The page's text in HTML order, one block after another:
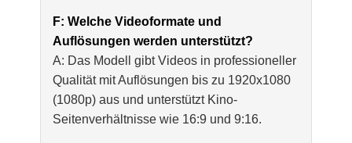
F: Welche Videoformate und
Auflösungen werden unterstützt?
A: Das Modell gibt Videos in professioneller
Qualität mit Auflösungen bis zu 1920x1080
(1080p) aus und unterstützt Kino-
Seitenverhältnisse wie 16:9 und 9:16.